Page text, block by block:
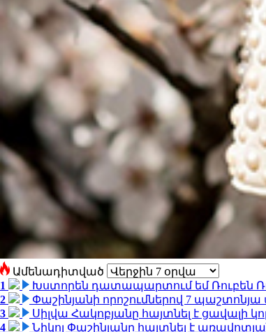
Ամենադիտված
1
Խստորեն դատապարտում եմ Ռուբեն
2
Փաշինյանի որոշումներով 7
3
Սիլվա Հակոբյանը հայտնել է ցավալի
4
Նիկոլ Փաշինյանը հայտնել է